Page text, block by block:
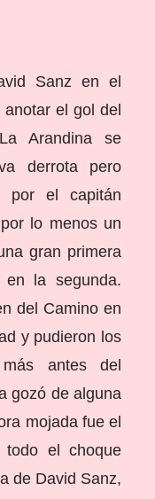
Sanz en el
el gol del
Arandina se
derrota pero
por el capitán
lo menos un
gran primera
la segunda.
del Camino en
y pudieron los
antes del
gozó de alguna
mojada fue el
todo el choque
de David Sanz,